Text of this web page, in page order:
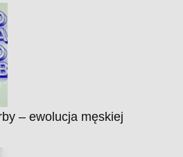
– ewolucja męskiej